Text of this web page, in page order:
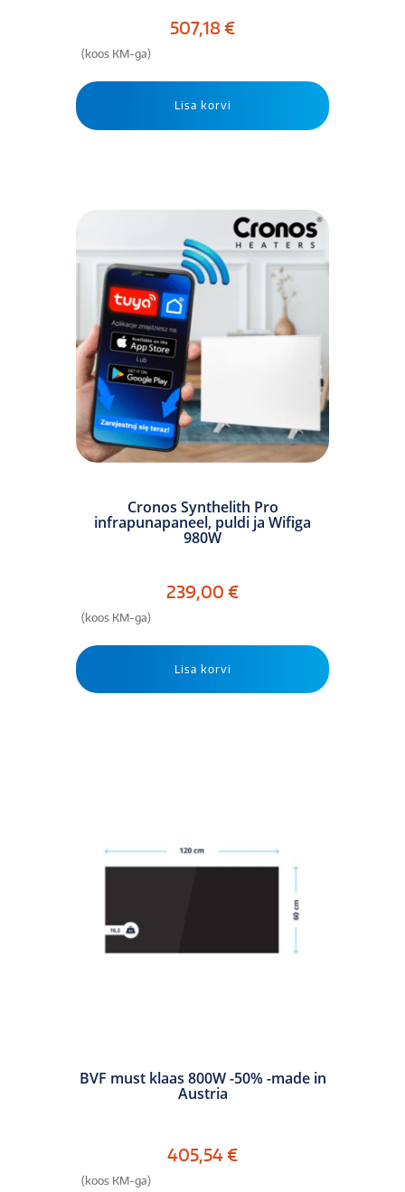
507,18 €
(koos KM-ga)
Lisa korvi
Cronos Synthelith Pro
infrapunapaneel, puldi ja Wifiga
980W
239,00 €
(koos KM-ga)
Lisa korvi
BVF must klaas 800W -50% -made in
Austria
405,54€
(koos KM-ga)